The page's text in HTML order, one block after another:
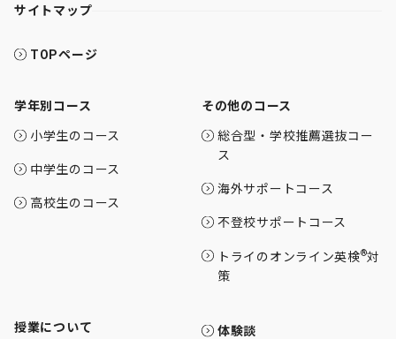
サイトマップ
TOPページ
学年別コース
小学生のコース
中学生のコース
高校生のコース
その他のコース
総合型・学校推薦選抜コー
ス
海外サポートコース
不登校サポートコース
トライのオンライン英検®対
策
授業について 体験談